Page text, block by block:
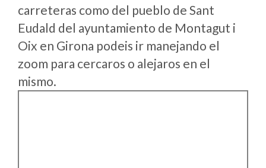
carreteras como del pueblo de Sant
Eudald del ayuntamiento de Montagut i
Oix en Girona podeis ir manejando el
zoom para cercaros o alejaros en el
mismo.